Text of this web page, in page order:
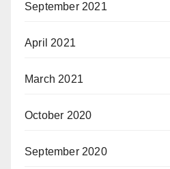
September 2021
April 2021
March 2021
October 2020
September 2020